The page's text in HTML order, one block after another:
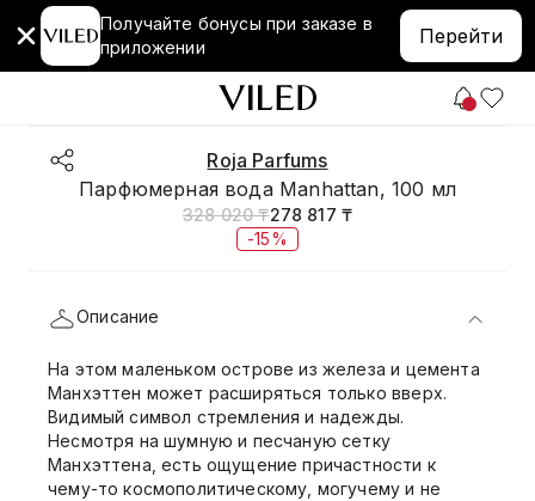
Получайте бонусы при заказе в
приложении
Перейти
Roja Parfums
Парфюмерная вода Manhattan, 100 мл
328 020 ₸278 817 ₸
-15%
Описание
На этом маленьком острове из железа и цемента
Манхэттен может расширяться только вверх.
Видимый символ стремления и надежды.
Несмотря на шумную и песчаную сетку
Манхэттена, есть ощущение причастности к
чему-то космополитическому, могучему и не